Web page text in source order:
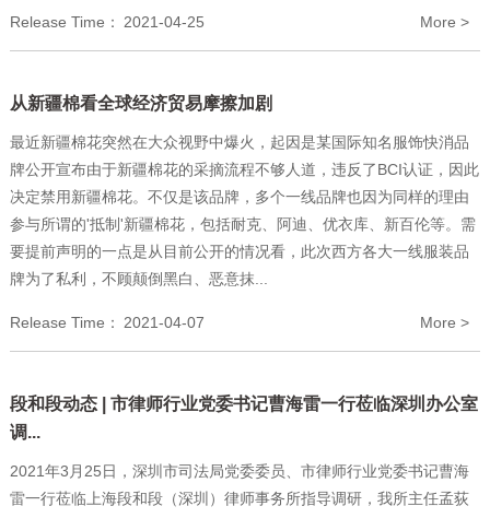
Release Time： 2021-04-25 More >
从新疆棉看全球经济贸易摩擦加剧
最近新疆棉花突然在大众视野中爆火，起因是某国际知名服饰快消品
牌公开宣布由于新疆棉花的采摘流程不够人道，违反了BCI认证，因此
决定禁用新疆棉花。不仅是该品牌，多个一线品牌也因为同样的理由
参与所谓的'抵制'新疆棉花，包括耐克、阿迪、优衣库、新百伦等。需
要提前声明的一点是从目前公开的情况看，此次西方各大一线服装品
牌为了私利，不顾颠倒黑白、恶意抹...
Release Time： 2021-04-07 More >
段和段动态 | 市律师行业党委书记曹海雷一行莅临深圳办公室
调...
2021年3月25日，深圳市司法局党委委员、市律师行业党委书记曹海
雷一行莅临上海段和段（深圳）律师事务所指导调研，我所主任孟荻